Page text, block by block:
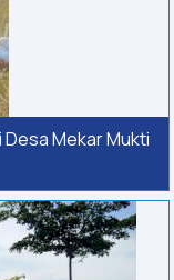
Desa Mekar Mukti